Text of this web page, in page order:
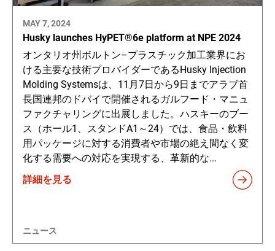
MAY 7, 2024
Husky launches HyPET®6e platform at NPE 2024
オンタリオ州ボルトン–プラスチック加工業界にお
ける主要な技術プロバイダーであるHusky Injection
Molding Systemsは、11月7日から9日までアラブ首
長国連邦のドバイで開催されるガルフード・マニュ
ファクチャリングに出展しました。ハスキーのブー
ス（ホール1、スタンドA1～24）では、食品・飲料
用パッケージに対する消費者や市場の絶え間なく変
化する需要への対応を実現する、革新的な...
詳細を見る
ニュース